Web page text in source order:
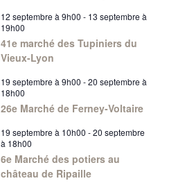
12 septembre à 9h00 - 13 septembre à
19h00
41e marché des Tupiniers du
Vieux-Lyon
19 septembre à 9h00 -20 septembre à
18h00
26e Marché de Ferney-Voltaire
19 septembre à 10h00 -20 septembre
à 18h00
6e Marché des potiers au
château de Ripaille